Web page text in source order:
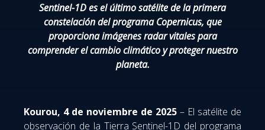
Sentinel-1D es el último satélite de la primera
constelación del programa Copernicus, que
proporciona imágenes radar vitales para
comprender el cambio climático y proteger nuestro
planeta.
Kourou, 4 de noviembre de 2025 – El satélite de
observación de la Tierra Sentinel-1D del programa